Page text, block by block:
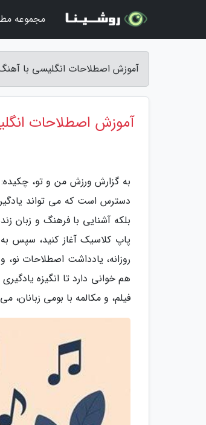
آموزش اصطلاحات انگلیسی با
آموزش اصطلاحات
به گزارش ورزش من و تو،
دسترس است که می تواند
بلکه آشنایی با فرهنگ و زبان
پاپ کلاسیک آغاز کنید، سپس
روزانه، یادداشت اصطلاحات
هم خوانی دارد تا انگیزه
فیلم، و مکالمه با بومی
مجموعه